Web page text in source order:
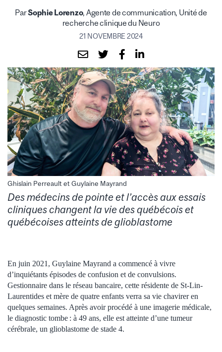
ParSophie Lorenzo, Agente de communication, Unité de
recherche clinique du Neuro
21 NOVEMBRE 2024
Ghislain Perreault et Guylaine Mayrand
Des médecins de pointe et l’accès aux essais
cliniques changent la vie des québécois et
québécoises atteints de glioblastome
En juin 2021, Guylaine Mayrand a commencé à vivre
d’inquiétants épisodes de confusion et de convulsions.
Gestionnaire dans le réseau bancaire, cette résidente de St-Lin-
Laurentides et mère de quatre enfants verra sa vie chavirer en
quelques semaines. Après avoir procédé à une imagerie médicale,
le diagnostic tombe : à 49 ans, elle est atteinte d’une tumeur
cérébrale, un glioblastome de stade 4.